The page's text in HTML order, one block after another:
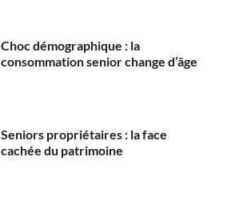
Choc démographique : la
consommation senior change d’âge
Seniors propriétaires : la face
cachée du patrimoine